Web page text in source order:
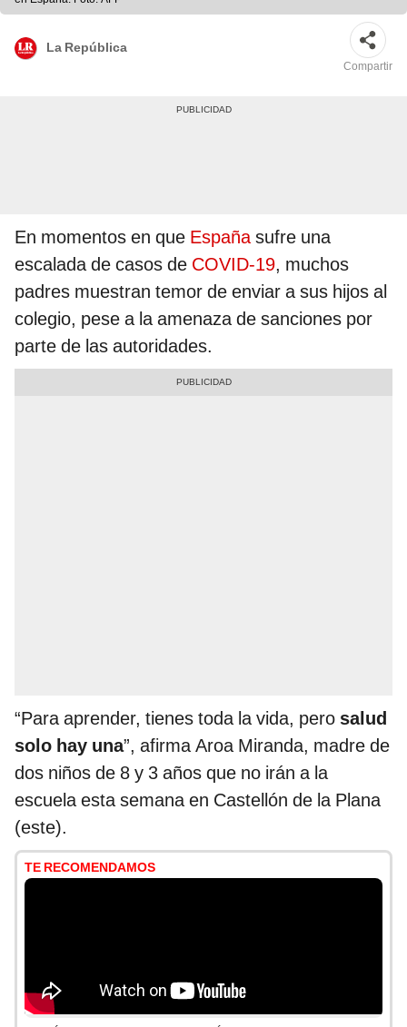
La República
Compartir
En momentos en que Españasufre una
escalada de casos de COVID-19, muchos
padres muestran temor de enviar a sus hijos al
colegio, pese a la amenaza de sanciones por
parte de las autoridades.
“Para aprender, tienes toda la vida, pero salud
solo hay una”, afirma Aroa Miranda, madre de
dos niños de 8 y 3 años que no irán a la
escuela esta semana en Castellón de la Plana
(este).
TE RECOMENDAMOS